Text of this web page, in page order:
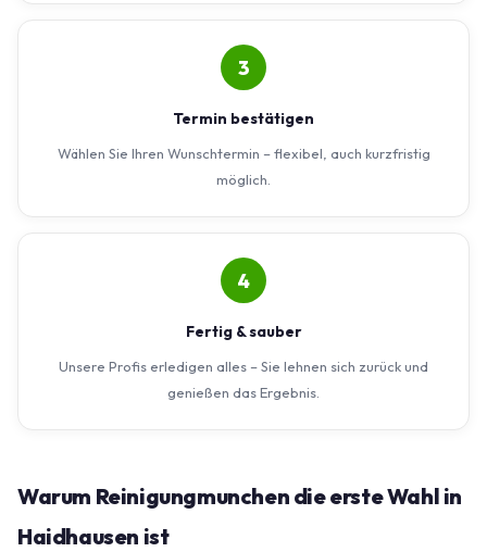
3
Termin bestätigen
Wählen Sie Ihren Wunschtermin – flexibel, auch kurzfristig
möglich.
4
Fertig & sauber
Unsere Profis erledigen alles – Sie lehnen sich zurück und
genießen das Ergebnis.
Warum Reinigungmunchen die erste Wahl in
Haidhausen ist